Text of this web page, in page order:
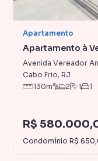
Apartamento
Apartamento à
Avenida Vereador
Cabo Frio, RJ
130m² 2 1 1
R$
Condomínio R$